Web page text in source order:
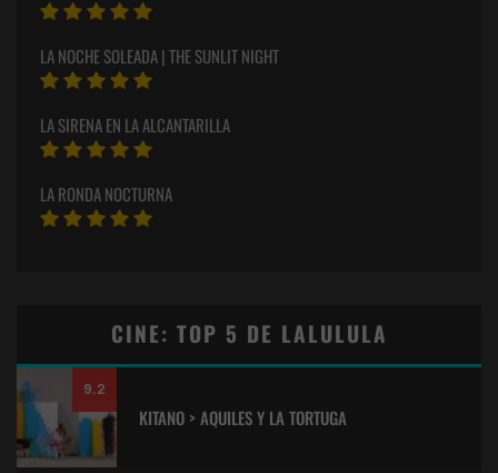
LA NOCHE SOLEADA | THE SUNLIT NIGHT
LA SIRENA EN LA ALCANTARILLA
LA RONDA NOCTURNA
CINE: TOP 5 DE LALULULA
9.2
KITANO > AQUILES Y LA TORTUGA